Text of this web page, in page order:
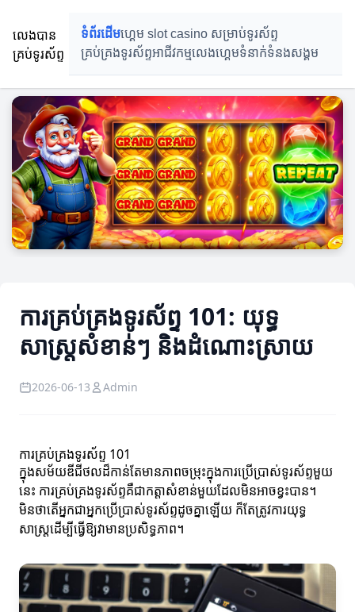
លេងបាន
គ្រប់ទូរស័ព្ទ
ទំព័រដើមហ្គេម slot casino សម្រាប់ទូរស័ព្ទ
គ្រប់គ្រងទូរស័ព្ទអាជីវកម្មលេងហ្គេមទំនាក់ទំនង​សង្គម
ការគ្រប់គ្រងទូរស័ព្ទ 101: យុទ្ធ
សាស្ត្រសំខាន់ៗ និងដំណោះស្រាយ
2026-06-13 Admin
ការគ្រប់គ្រងទូរស័ព្ទ 101
ក្នុងសម័យឌីជីថលដ៏កាន់តែមានភាពចម្រុះក្នុងការប្រើប្រាស់ទូរស័ព្ទមួយ
នេះ ការគ្រប់គ្រងទូរស័ព្ទគឺជាកត្តាសំខាន់មួយដែលមិនអាចខ្វះបាន។
មិនថាតើអ្នកជាអ្នកប្រើប្រាស់ទូរស័ព្ទដូចគ្នាឡើយ ក៏តែត្រូវការយុទ្ធ
សាស្ត្រដើម្បីធ្វើឱ្យវាមានប្រសិទ្ធភាព។